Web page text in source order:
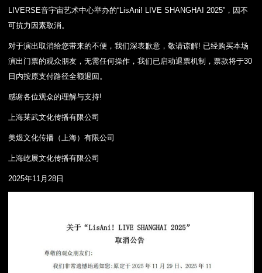
LIVERSE音宇宙艺术中心举办的“LisAni! LIVE SHANGHAI 2025”，因不
可抗力因素取消。
对于演出取消给您带来的不便，我们深表歉意，敬请谅解! 已经购买本场
演出门票的观众朋友，无需任何操作，我们已启动退票机制，票款将于30
日内按原支付路径全额退回。
感谢各位观众的理解与支持!
上海莱武文化传播有限公司
美煜文化传播（上海）有限公司
上海屹展文化传播有限公司
2025年11月28日